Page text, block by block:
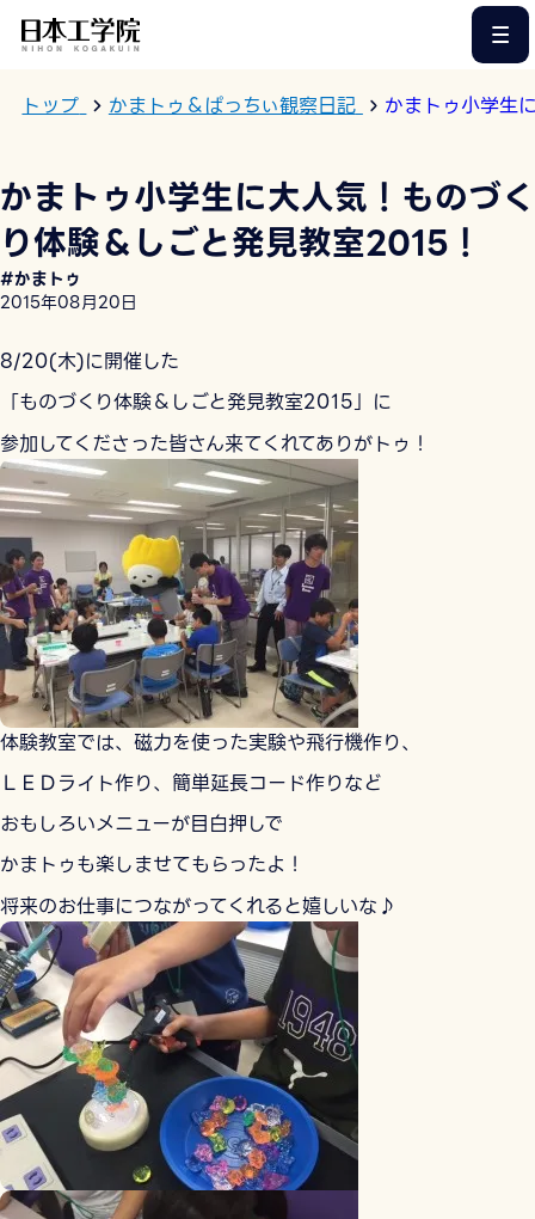
トップ かまトゥ＆ぱっちぃ観察日記 かまトゥ小学生
かまトゥ小学生に大人気！ものづく
り体験＆しごと発見教室2015！
#かまトゥ
2015年08月20日
8/20(木)に開催した
「ものづくり体験＆しごと発見教室2015」に
参加してくださった皆さん来てくれてありがトゥ！
体験教室では、磁力を使った実験や飛行機作り、
ＬＥＤライト作り、簡単延長コード作りなど
おもしろいメニューが目白押しで
かまトゥも楽しませてもらったよ！
将来のお仕事につながってくれると嬉しいな♪